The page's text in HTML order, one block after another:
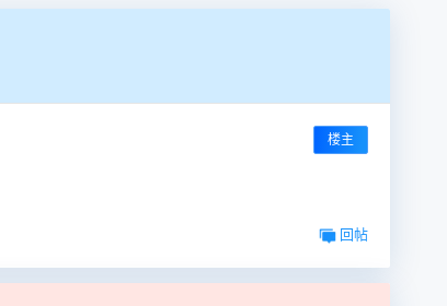
楼主
回帖